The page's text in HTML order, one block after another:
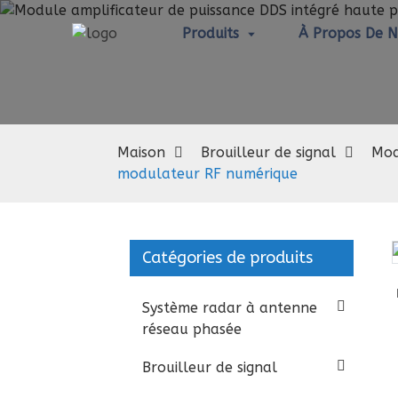
Produits À Propos De
Maison Brouilleur de signal
modulateur RF numérique
Catégories de produits
Système radar à antenne
réseau phasée
Brouilleur de signal
Loading...
Loading...